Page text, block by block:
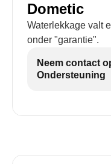
Dometic
Waterlekkage valt
onder "garantie".
Neem contact
Ondersteuning